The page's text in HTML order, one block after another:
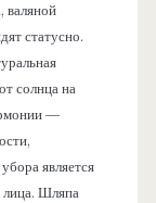
валяной
статусно.
солнца на
—
является
лица. Шляпа